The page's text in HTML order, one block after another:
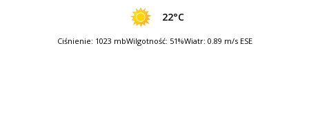
22°C
Ciśnienie: 1023 mbWilgotność: 51%Wiatr: 0.89 m/s ESE